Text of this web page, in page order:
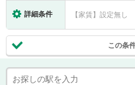
詳細条件 【家賃】設定無し
この条